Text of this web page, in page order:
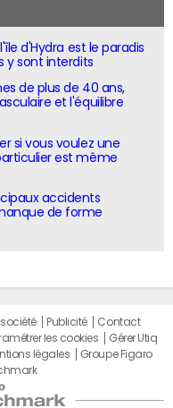
d'Hydra est le paradis
y sont interdits
de plus de 40 ans,
et l'équilibre
si vous voulez une
est même
accidents
de forme
société Publicité
Contact
les cookies
Gérer Utiq
légales
Groupe Figaro